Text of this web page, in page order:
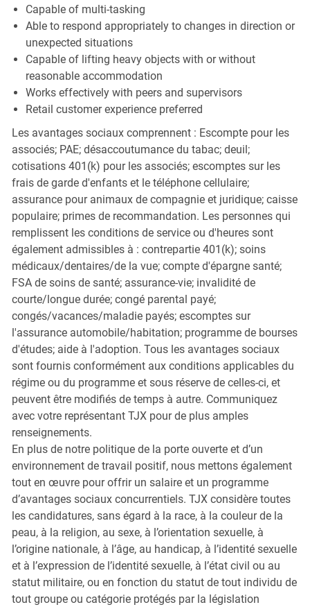
Capable of multi-tasking
Able to respond appropriately to changes in direction or
unexpected situations
Capable of lifting heavy objects with or without
reasonable accommodation
Works effectively with peers and supervisors
Retail customer experience preferred
Les avantages sociaux comprennent : Escompte pour les
associés; PAE; désaccoutumance du tabac; deuil;
cotisations 401(k) pour les associés; escomptes sur les
frais de garde d'enfants et le téléphone cellulaire;
assurance pour animaux de compagnie et juridique; caisse
populaire; primes de recommandation. Les personnes qui
remplissent les conditions de service ou d'heures sont
également admissibles à : contrepartie 401(k); soins
médicaux/dentaires/de la vue; compte d'épargne santé;
FSA de soins de santé; assurance-vie; invalidité de
courte/longue durée; congé parental payé;
congés/vacances/maladie payés; escomptes sur
l'assurance automobile/habitation; programme de bourses
d'études; aide à l'adoption. Tous les avantages sociaux
sont fournis conformément aux conditions applicables du
régime ou du programme et sous réserve de celles-ci, et
peuvent être modifiés de temps à autre. Communiquez
avec votre représentant TJX pour de plus amples
renseignements.
En plus de notre politique de la porte ouverte et d’un
environnement de travail positif, nous mettons également
tout en œuvre pour offrir un salaire et un programme
d’avantages sociaux concurrentiels. TJX considère toutes
les candidatures, sans égard à la race, à la couleur de la
peau, à la religion, au sexe, à l’orientation sexuelle, à
l’origine nationale, à l’âge, au handicap, à l’identité sexuelle
et à l’expression de l’identité sexuelle, à l’état civil ou au
statut militaire, ou en fonction du statut de tout individu de
tout groupe ou catégorie protégés par la législation